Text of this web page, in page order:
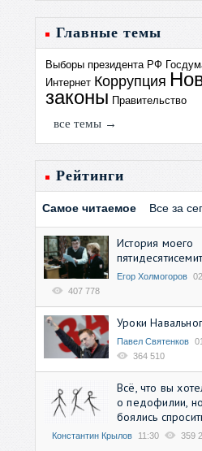
Главные темы
Выборы президента РФ
Интернет Коррупция
законы Правительство
все темы →
Рейтинги
Самое читаемое Все за
История моего
Егор Холмогоров
407 778
Уроки
Павел Святенков
364 510
Всё, что вы
о педофилии, но
боялись
Константин Крылов 11:30 359